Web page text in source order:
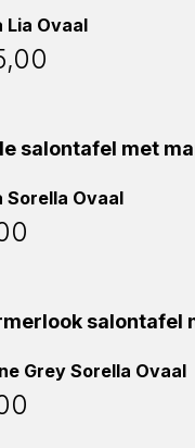
Lia Ovaal
Sorella Ovaal
Grey Sorella Ovaal